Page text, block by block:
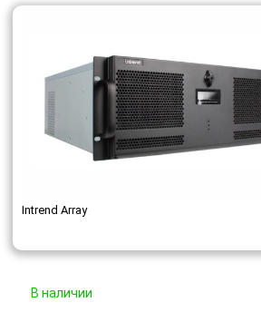
Intrend Array
В наличии